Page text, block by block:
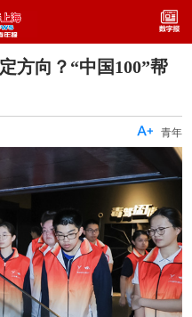
方向？“中国100”帮
青年
